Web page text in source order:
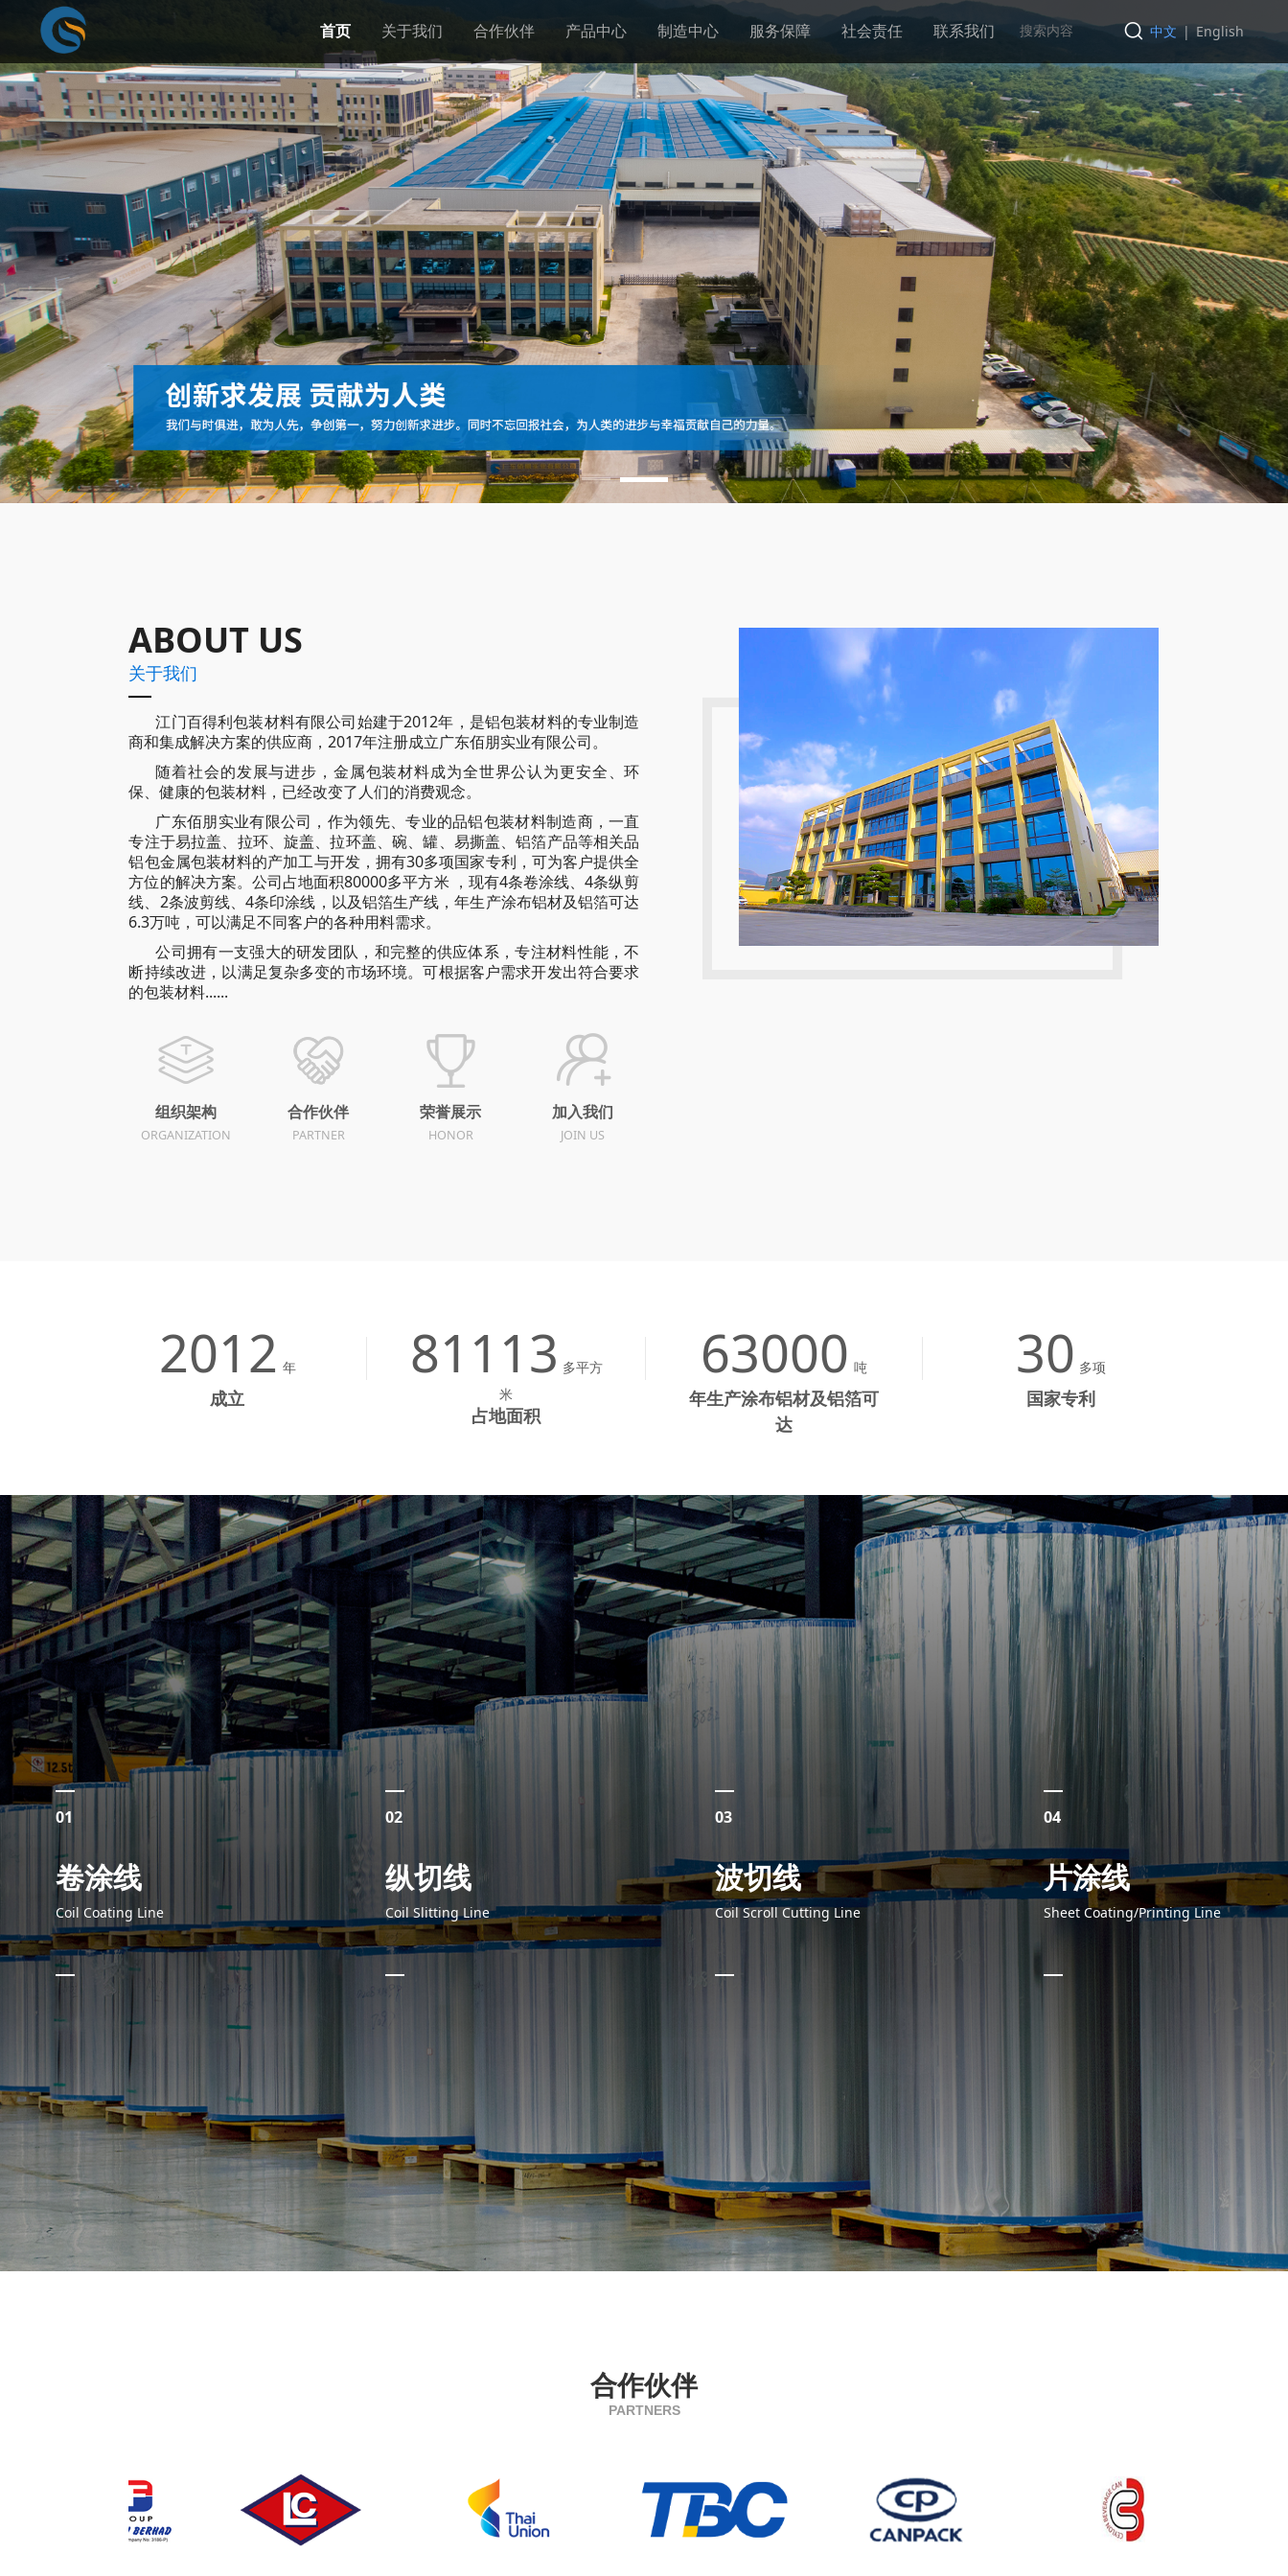
中文 | English
首页 关于我们 合作伙伴 产品中心 制造中心 服务保障 社会责任 联系我们
ABOUT US
关于我们
江门百得利包装材料有限公司始建于2012年，是铝包装材料的专业制造
商和集成解决方案的供应商，2017年注册成立广东佰朋实业有限公司。
随着社会的发展与进步，金属包装材料成为全世界公认为更安全、环
保、健康的包装材料，已经改变了人们的消费观念。
广东佰朋实业有限公司，作为领先、专业的品铝包装材料制造商，一直
专注于易拉盖、拉环、旋盖、拉环盖、碗、罐、易撕盖、铝箔产品等相关品
铝包金属包装材料的产加工与开发，拥有30多项国家专利，可为客户提供全
方位的解决方案。公司占地面积80000多平方米 ，现有4条卷涂线、4条纵剪
线、2条波剪线、4条印涂线，以及铝箔生产线，年生产涂布铝材及铝箔可达
6.3万吨，可以满足不同客户的各种用料需求。
公司拥有一支强大的研发团队，和完整的供应体系，专注材料性能，不
断持续改进，以满足复杂多变的市场环境。可根据客户需求开发出符合要求
的包装材料......
组织架构
ORGANIZATION
合作伙伴
PARTNER
荣誉展示
HONOR
加入我们
JOIN US
2012 年
成立
81113 多平方
米
占地面积
63000 吨
年生产涂布铝材及铝箔可
达
30 多项
国家专利
01
卷涂线
Coil Coating Line
02
纵切线
Coil Slitting Line
03
波切线
Coil Scroll Cutting Line
04
片涂线
Sheet Coating/Printing Line
合作伙伴
PARTNERS